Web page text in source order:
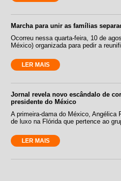
Marcha para unir as famílias
Ocorreu nessa quarta-feira, 10 de
México) organizada para pedir a
LER MAIS
Jornal revela novo escândalo de
presidente do México
A primeira-dama do México, Angélica
de luxo na Flórida que pertence ao
LER MAIS